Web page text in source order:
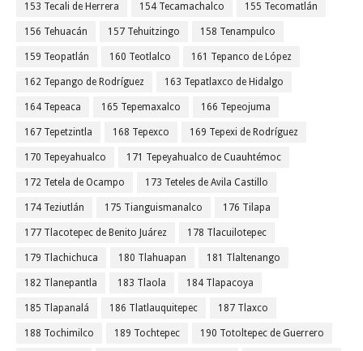
153 Tecali de Herrera 154 Tecamachalco 155 Tecomatlán
156 Tehuacán 157 Tehuitzingo 158 Tenampulco
159 Teopatlán 160 Teotlalco 161 Tepanco de López
162 Tepango de Rodríguez 163 Tepatlaxco de Hidalgo
164 Tepeaca 165 Tepemaxalco 166 Tepeojuma
167 Tepetzintla 168 Tepexco 169 Tepexi de Rodríguez
170 Tepeyahualco 171 Tepeyahualco de Cuauhtémoc
172 Tetela de Ocampo 173 Teteles de Avila Castillo
174 Teziutlán 175 Tianguismanalco 176 Tilapa
177 Tlacotepec de Benito Juárez 178 Tlacuilotepec
179 Tlachichuca 180 Tlahuapan 181 Tlaltenango
182 Tlanepantla 183 Tlaola 184 Tlapacoya
185 Tlapanalá 186 Tlatlauquitepec 187 Tlaxco
188 Tochimilco 189 Tochtepec 190 Totoltepec de Guerrero